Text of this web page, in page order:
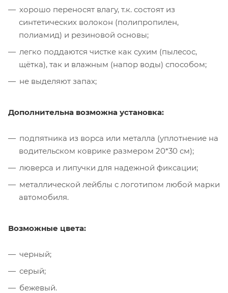
хорошо переносят влагу, т.к. состоят из
синтетических волокон (полипропилен,
полиамид) и резиновой основы;
легко поддаются чистке как сухим (пылесос,
щётка), так и влажным (напор воды) способом;
не выделяют запах;
Дополнительна возможна установка:
подпятника из ворса или металла (уплотнение на
водительском коврике размером 20*30 см);
люверса и липучки для надежной фиксации;
металлической лейблы с логотипом любой марки
автомобиля.
Возможные цвета:
черный;
серый;
бежевый.